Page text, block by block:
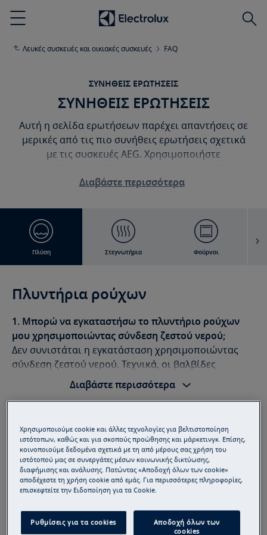
Menu
Λευκές συσκευές και οικιακές συσκευές FAQ
ΣΥΝΉΘΕΙΣ ΕΡΩΤΉΣΕΙΣ
ΣΥΝΗΘΕΙΣ ΕΡΩΤΗΣΕΙΣ
Αυτή η σελίδα ερωτήσεων παρέχει απαντήσεις σε
μερικές από τις πιο συνήθεις ερωτήσεις σχετικά
με τις συσκευές AEG. Χρησιμοποιήστε
κάποιο πρόβλημα με τη συσκευή σας. Επεκτείνετε
τη σειρά αξεσουάρ μας στο ηλεκτρονικό
κατάστημα.
Διαβάστε περισσότερα
Πλύση Στεγνωτήρια Φούρνοι
Πλυντήρια ρούχων
1. Μπορώ να εγκαταστήσω το πλυντήριο ρούχων
μου χρησιμοποιώντας σύνδεση ζεστού νερού;
Δεν συνιστάται η εγκατάσταση χρησιμοποιώντας
σύνδεση ζεστού νερού. Τεχνικά, οι βαλβίδες
εισόδου των πλυντηρίων μας μπορούν να αντέξουν
νερό θερμοκρασίας έως και 65 βαθμών Κελσίου,
χρησιμοποιούν ζεστό νερό συνέχεια. Το συνεχές
ζεστό νερό μπορεί να προκαλέσει μη ικανοποιητικά
αποτελέσματα πλύσης. Επίσης, τα πλυντήρια
εμπρόσθιας και άνω φόρτωσης είναι ειδικά
σχεδιασμένα για εγκατάσταση με χρήση σύνδεσης
κρύου νερού.
2. Γιατί δεν βρίσκω το πλυντήριο ρούχων μου στον
ιστότοπο;
Διαβάστε περισσότερα
Στεγνωτήρια
1. Γιατί δεν βρίσκω το στεγνωτήριο μου στον
ιστότοπο;
Ο ιστότοπος εμφανίζει μόνο την τρέχουσα σειρά
μοντέλων. Εάν δεν μπορείτε να βρείτε το μοντέλο
Χρησιμοποιούμε cookie και άλλες τεχνολογίες για βελτιστοποίηση
ιστότοπων, καθώς και για σκοπούς προώθησης και μάρκετινγκ. Επίσης,
κοινοποιούμε δεδομένα σχετικά με τη από μέρους σας χρήση του
ιστότοπού μας σε συνεργάτες μέσων κοινωνικής δικτύωσης,
διαφήμισης και ανάλυσης. Πατώντας «Αποδοχή όλων των cookie»
αποδέχεστε τη χρήση cookie από εμάς. Για περισσότερες πληροφορίες,
επισκεφτείτε την Ειδοποίηση για τα Cookie.
Ρυθμίσεις για τα cookies
Αποδοχή όλων των
cookies